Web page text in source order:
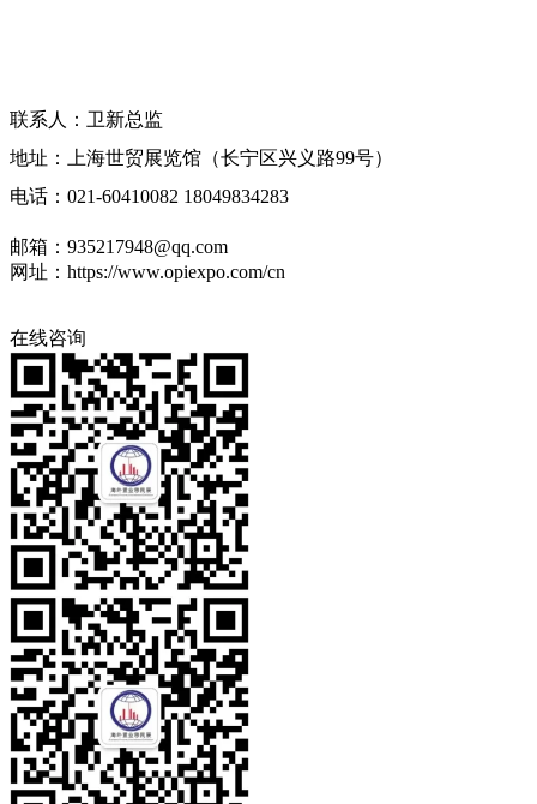
联系人：卫新总监
地址：上海世贸展览馆（长宁区兴义路99号）
电话：021-60410082 18049834283
邮箱：935217948@qq.com
网址：https://www.opiexpo.com/cn
在线咨询